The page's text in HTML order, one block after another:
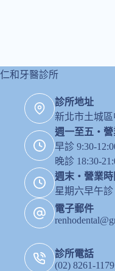
有
關
係？
新
北
正
專
仁
醫
來
仁和牙醫診所
診所地址
新北市土城
週一至五・營
早診 9:30-
晚診 18:30-
週末・營業時
星期六早午
電子郵件
診所電話
(02) 8261-1179